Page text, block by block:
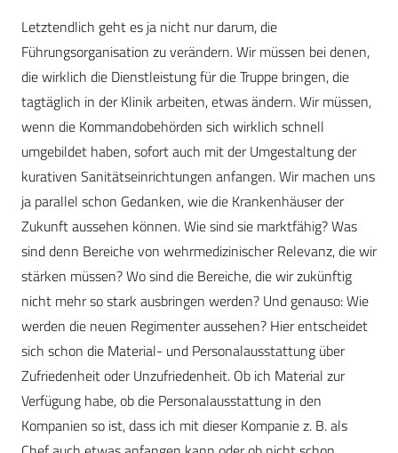
Letztendlich geht es ja nicht nur darum, die
Führungsorganisation zu verändern. Wir müssen bei denen,
die wirklich die Dienstleistung für die Truppe bringen, die
tagtäglich in der Klinik arbeiten, etwas ändern. Wir müssen,
wenn die Kommandobehörden sich wirklich schnell
umgebildet haben, sofort auch mit der Umgestaltung der
kurativen Sanitätseinrichtungen anfangen. Wir machen uns
ja parallel schon Gedanken, wie die Krankenhäuser der
Zukunft aussehen können. Wie sind sie marktfähig? Was
sind denn Bereiche von wehrmedizinischer Relevanz, die wir
stärken müssen? Wo sind die Bereiche, die wir zukünftig
nicht mehr so stark ausbringen werden? Und genauso: Wie
werden die neuen Regimenter aussehen? Hier entscheidet
sich schon die Material- und Personalausstattung über
Zufriedenheit oder Unzufriedenheit. Ob ich Material zur
Verfügung habe, ob die Personalausstattung in den
Kompanien so ist, dass ich mit dieser Kompanie z. B. als